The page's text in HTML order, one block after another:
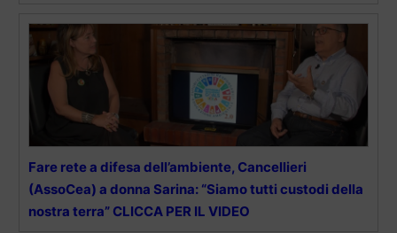
Fare rete a difesa dell’ambiente, Cancellieri
(AssoCea) a donna Sarina: “Siamo tutti custodi della
nostra terra” CLICCA PER IL VIDEO